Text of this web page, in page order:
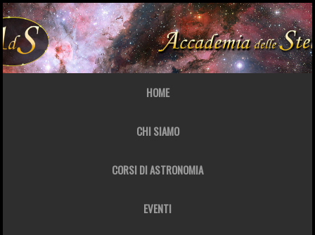
HOME
CHI SIAMO
CORSI DI ASTRONOMIA
EVENTI